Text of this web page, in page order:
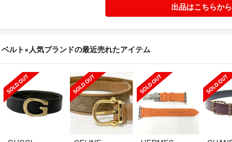
出品はこちらから
ベルト×人気ブランドの最近売れたアイテム